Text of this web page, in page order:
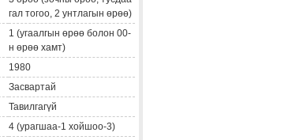
гал тогоо, 2 унтлагын өрөө)
1 (угаалгын өрөө болон 00-
н өрөө хамт)
1980
Засвартай
Тавилгагүй
4 (урагшаа-1 хойшоо-3)